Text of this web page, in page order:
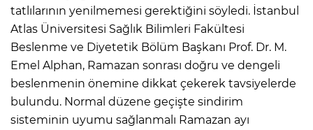
tatlılarının yenilmemesi gerektiğini söyledi. İstanbul
Atlas Üniversitesi Sağlık Bilimleri Fakültesi
Beslenme ve Diyetetik Bölüm Başkanı Prof. Dr. M.
Emel Alphan, Ramazan sonrası doğru ve dengeli
beslenmenin önemine dikkat çekerek tavsiyelerde
bulundu. Normal düzene geçişte sindirim
sisteminin uyumu sağlanmalı Ramazan ayı